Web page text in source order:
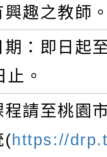
興趣之教師
期：即日起
止。
程請至桃園
(https://